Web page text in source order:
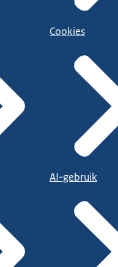
Cookies
AI-gebruik